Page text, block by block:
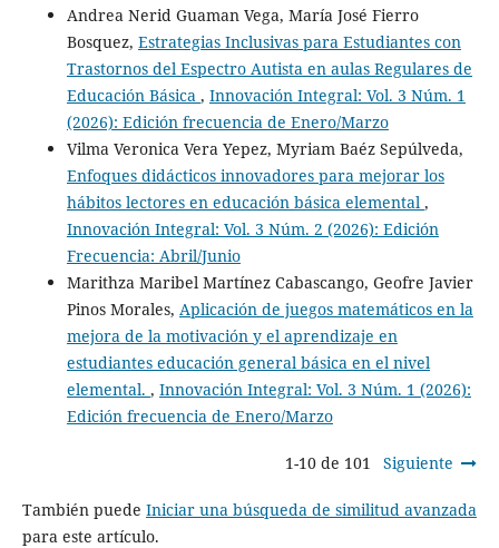
Andrea Nerid Guaman Vega, María José Fierro
Bosquez, Estrategias Inclusivas para Estudiantes con
Trastornos del Espectro Autista en aulas Regulares de
Educación Básica , Innovación Integral: Vol. 3 Núm. 1
(2026): Edición frecuencia de Enero/Marzo
Vilma Veronica Vera Yepez, Myriam Baéz Sepúlveda,
Enfoques didácticos innovadores para mejorar los
hábitos lectores en educación básica elemental ,
Innovación Integral: Vol. 3 Núm. 2 (2026): Edición
Frecuencia: Abril/Junio
Marithza Maribel Martínez Cabascango, Geofre Javier
Pinos Morales, Aplicación de juegos matemáticos en la
mejora de la motivación y el aprendizaje en
estudiantes educación general básica en el nivel
elemental. , Innovación Integral: Vol. 3 Núm. 1 (2026):
Edición frecuencia de Enero/Marzo
1-10 de 101 Siguiente
También puede Iniciar una búsqueda de similitud avanzada
para este artículo.